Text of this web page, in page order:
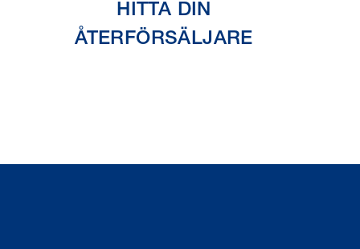
HITTA DIN
ÅTERFÖRSÄLJARE